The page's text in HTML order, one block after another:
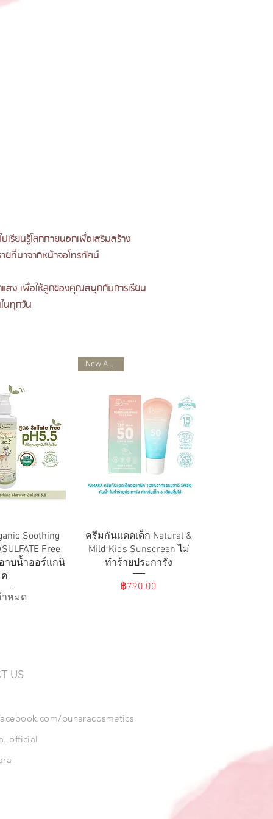
รียนรู้โลกภายนอกเพื่อเสริมสร้าง
ยที่มาจากหน้าจอโทรทัศน์
สง เพื่อให้ลูกของคุณสนุกกับการเรียน
นทุกวัน
ลด่วนSoothing
Free
อาบน้ำออร์แกนิ
ค
หมด
ดูข้อมูลด่วน
New Arrival
ครีมกันแดดเด็ก Natural &
Mild Kids Sunscreen ไม่
ทำร้ายประการัง
ราคา
฿790.00
US
punaracosmetics